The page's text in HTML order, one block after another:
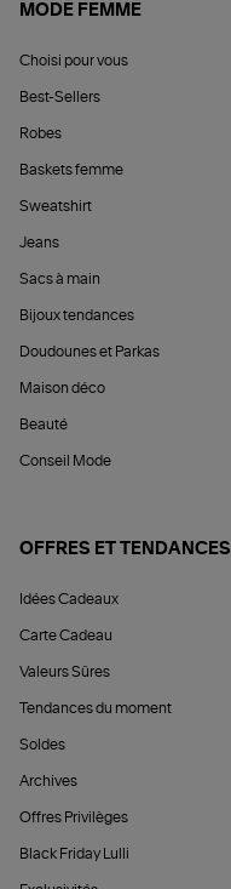
MODE FEMME
Choisi pour vous
Best-Sellers
Robes
Baskets femme
Sweatshirt
Jeans
Sacs à main
Bijoux tendances
Doudounes et Parkas
Maison déco
Beauté
Conseil Mode
OFFRES ET TENDANCES
Idées Cadeaux
Carte Cadeau
Valeurs Sûres
Tendances du moment
Soldes
Archives
Offres Privilèges
Black Friday Lulli